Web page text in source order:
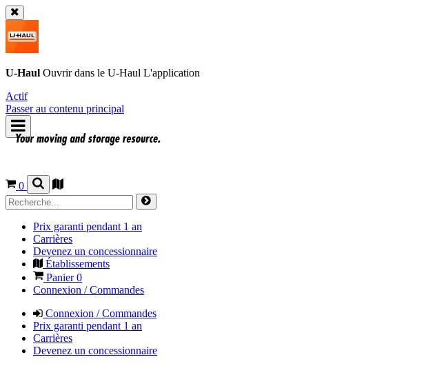
U-Haul Ouvrir dans le U-Haul L'application
Actif
Passer au contenu principal
0
Prix garanti pendant 1 an
Carrières
Devenez un concessionnaire
Établissements
Panier0
Connexion / Commandes
Connexion / Commandes
Prix garanti pendant 1 an
Carrières
Devenez un concessionnaire